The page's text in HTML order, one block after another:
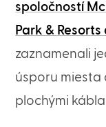
spoločností
Park &
zaznamenali
úsporu miesta
plochými